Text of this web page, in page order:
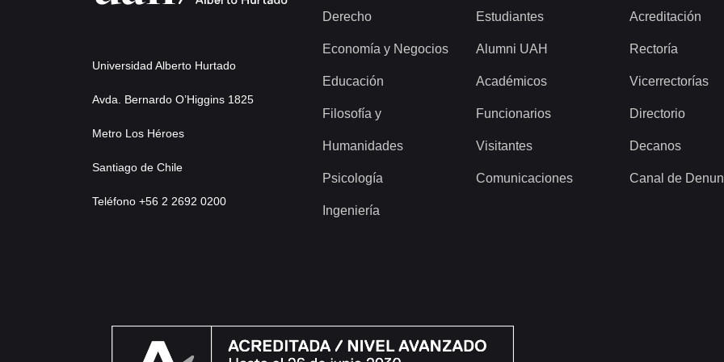
Universidad Alberto Hurtado
Avda. Bernardo O’Higgins 1825
Metro Los Héroes
Santiago de Chile
Teléfono +56 2 2692 0200
Derecho
Economía y Negocios
Educación
Filosofía y
Humanidades
Psicología
Ingeniería
Estudiantes
Alumni UAH
Académicos
Funcionarios
Visitantes
Comunicaciones
Acreditación
Rectoría
Vicerrectorías
Directorio
Decanos
Canal de